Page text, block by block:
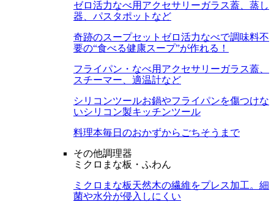
ゼロ活力なべ用アクセサリーガラス蓋、蒸し
器、パスタポットなど
奇跡のスープセット ゼロ活力なべで調味料不
要の“食べる健康スープ”が作れる！
フライパン・なべ用アクセサリーガラス蓋、
スチーマー、適温計など
シリコンツールお鍋やフライパンを傷つけな
いシリコン製キッチンツール
料理本毎日のおかずからごちそうまで
その他調理器
ミクロまな板・ふわん
ミクロまな板天然木の繊維をプレス加工。細
菌や水分が侵入しにくい